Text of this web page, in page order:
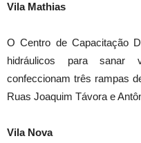
Vila Mathias
O Centro de Capacitação
hidráulicos para sanar
confeccionam três rampas
Ruas Joaquim Távora e
Vila Nova